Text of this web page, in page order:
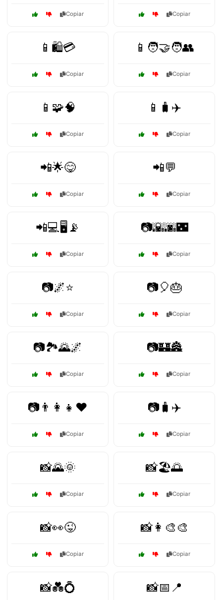
Copiar Copiar
📱🛍️💳
Copiar
📱🧑‍🤝‍🧑👥
Copiar
📱🧩🧠
Copiar
📱🧳✈️
Copiar
📲🌟😋
Copiar
📲💬
Copiar
📲💻🖥️📡
Copiar
📷🌇🌆🌃
Copiar
📷🌌⭐
Copiar
📷🎈🎂
Copiar
📷🏞️🌄🌌
Copiar
📷🏰🏯
Copiar
📷👨‍👩‍👧❤️
Copiar
📷🧳✈️
Copiar
📸🌄🌞
Copiar
📸🏖️🌅
Copiar
📸👀😜
Copiar
📸👩‍🎨🎨
Copiar
📸💑💍 📸📅📍